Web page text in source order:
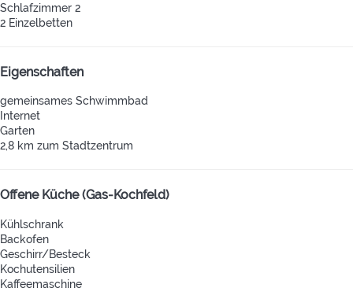
Schlafzimmer 2
2 Einzelbetten
Eigenschaften
gemeinsames Schwimmbad
Internet
Garten
2,8 km zum Stadtzentrum
Offene Küche (Gas-Kochfeld)
Kühlschrank
Backofen
Geschirr/Besteck
Kochutensilien
Kaffeemaschine